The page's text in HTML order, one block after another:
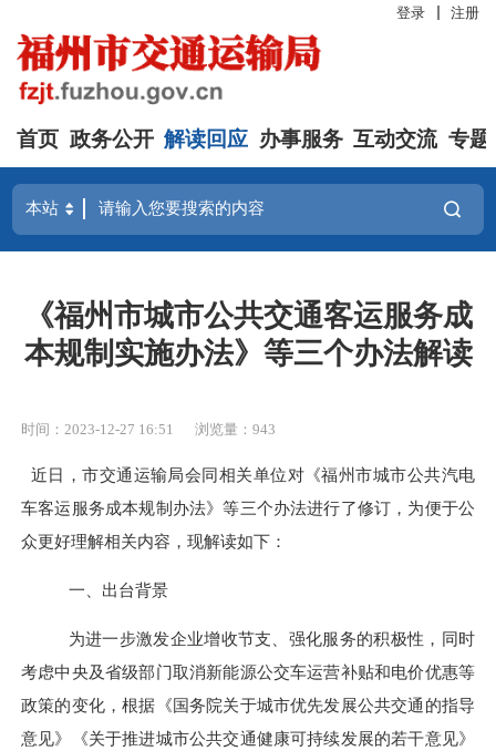
登录 注册
首页 政务公开 解读回应 办事服务 互动交流 专题
《福州市城市公共交通客运服务成
本规制实施办法》等三个办法解读
时间：2023-12-27 16:51 浏览量：943
近日，市交通运输局会同相关单位对 《福州市城市公共汽电
车客运服务成本规制办法》等三个办法进行了修订，为便于公
众更好理解相关内容，现解读如下：
一、出台背景
为进一步激发企业增收节支、强化服务的积极性，同时
考虑中央及省级部门取消新能源公交车运营补贴和电价优惠等
政策的变化，根据《国务院关于城市优先发展公共交通的指导
意见》《关于推进城市公共交通健康可持续发展的若干意见》